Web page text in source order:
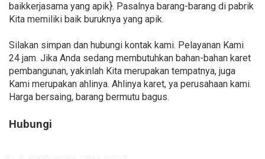
baikkerjasama yang apik}. Pasalnya barang-barang di pabrik
Kita memiliki baik buruknya yang apik.
Silakan simpan dan hubungi kontak kami. Pelayanan Kami
24 jam. Jika Anda sedang membutuhkan bahan-bahan karet
pembangunan, yakinlah Kita merupakan tempatnya, juga
Kami merupakan ahlinya. Ahlinya karet, ya perusahaan kami.
Harga bersaing, barang bermutu bagus.
Hubungi